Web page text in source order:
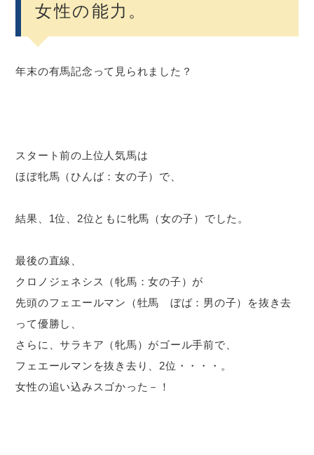
女性の能力。
年末の有馬記念って見られました？
スタート前の上位人気馬は
ほぼ牝馬（ひんば：女の子）で、
結果、1位、2位ともに牝馬（女の子）でした。
最後の直線、
クロノジェネシス（牝馬：女の子）が
先頭のフェエールマン（牡馬 ぼば：男の子）を抜き去
って優勝し、
さらに、サラキア（牝馬）がゴール手前で、
フェエールマンを抜き去り、2位・・・・。
女性の追い込みスゴかった－！